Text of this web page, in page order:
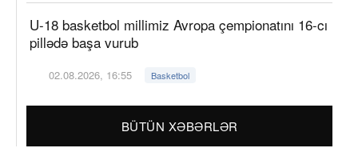
U-18 basketbol millimiz Avropa çempionatını 16-cı
pillədə başa vurub
02.08.2026, 16:55 Basketbol
BÜTÜN XƏBƏRLƏR